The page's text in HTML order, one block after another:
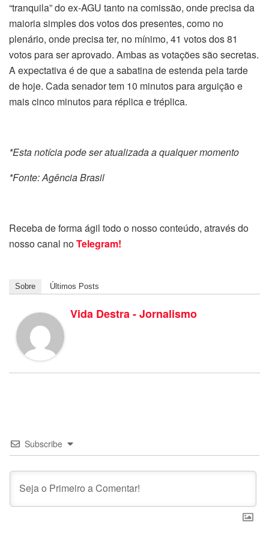
“tranquila” do ex-AGU tanto na comissão, onde precisa da
maioria simples dos votos dos presentes, como no
plenário, onde precisa ter, no mínimo, 41 votos dos 81
votos para ser aprovado. Ambas as votações são secretas.
A expectativa é de que a sabatina de estenda pela tarde
de hoje. Cada senador tem 10 minutos para arguição e
mais cinco minutos para réplica e tréplica.
*Esta notícia pode ser atualizada a qualquer momento
*Fonte: Agência Brasil
Receba de forma ágil todo o nosso conteúdo, através do
nosso canal noTelegram!
Sobre Últimos Posts
Vida Destra - Jornalismo
Subscribe